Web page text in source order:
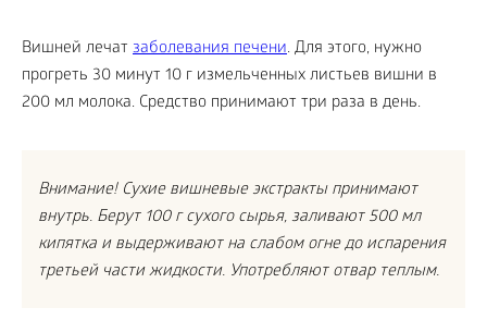
Вишней лечат заболевания печени. Для этого, нужно
прогреть 30 минут 10 г измельченных листьев вишни в
200 мл молока. Средство принимают три раза в день.
Внимание! Сухие вишневые экстракты принимают
внутрь. Берут 100 г сухого сырья, заливают 500 мл
кипятка и выдерживают на слабом огне до испарения
третьей части жидкости. Употребляют отвар теплым.